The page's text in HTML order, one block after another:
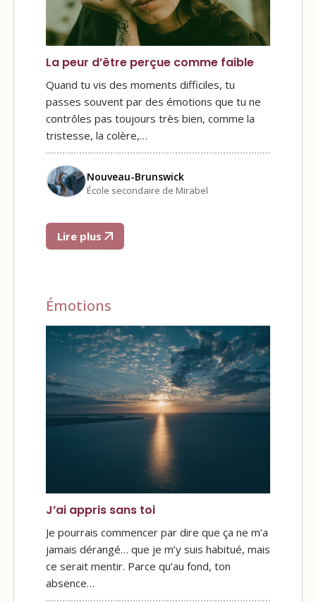
La peur d’être perçue comme faible
Quand tu vis des moments difficiles, tu
passes souvent par des émotions que tu ne
contrôles pas toujours très bien, comme la
tristesse, la colère,…
Nouveau-Brunswick
École secondaire de Mirabel
Lire plus
Émotions
J’ai appris sans toi
Je pourrais commencer par dire que ça ne m’a
jamais dérangé… que je m’y suis habitué, mais
ce serait mentir. Parce qu’au fond, ton
absence…